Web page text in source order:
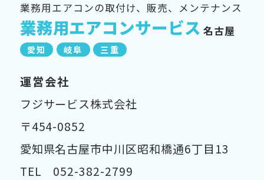
業務用エアコンの取付け、販売、メンテナンス
業務用エアコンサービス 名古屋
愛知 岐阜 三重
運営会社
フジサービス株式会社
〒454-0852
愛知県名古屋市中川区昭和橋通6丁目13
TEL 052-382-2799